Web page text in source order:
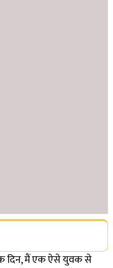
दिन, मैं एक ऐसे युवक से